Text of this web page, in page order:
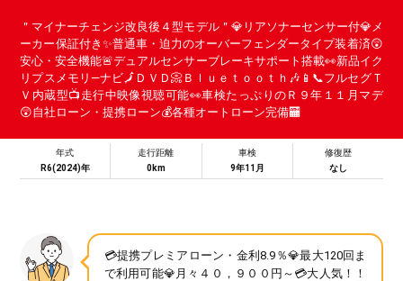
＂マイナーチェンジ改良後４型モデル＂💎リアソナーセンサー付💎メ
ーカー保証付き✨普通車・迫力のオーバーフェンダータイプ装着済😲
安心・安全機能🚨デュアルセンサーブレーキサポート搭載👀新品イク
リプスメモリ―ナビ🗾ＤＶＤ📀Ｂｌｕｅｔｏｏｔｈ🎶📱📞フルセグＴ
Ｖ内蔵型📺走行中映像視聴可能👀車検たっぷりのＲ９年１１月マデ
😲自社ローン・提携ローン💰各種オートローン完備🏧
年式
R6(2024)年
走行距離
0km
車検
9年11月
修復歴
なし
💳提携プレミアローン・金利8.9％💎最大120回ま
で利用可能💎月々４０，９００円～💳大人気！！